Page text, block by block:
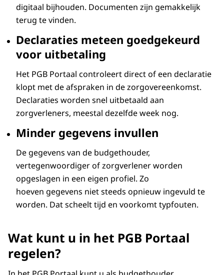
digitaal bijhouden. Documenten zijn gemakkelijk
terug te vinden.
Declaraties meteen goedgekeurd
voor uitbetaling
Het PGB Portaal controleert direct of een declaratie
klopt met de afspraken in de zorgovereenkomst.
Declaraties worden snel uitbetaald aan
zorgverleners, meestal dezelfde week nog.
Minder gegevens invullen
De gegevens van de budgethouder,
vertegenwoordiger of zorgverlener worden
opgeslagen in een eigen profiel. Zo
hoeven gegevens niet steeds opnieuw ingevuld te
worden. Dat scheelt tijd en voorkomt typfouten.
Wat kunt u in het PGB Portaal
regelen?